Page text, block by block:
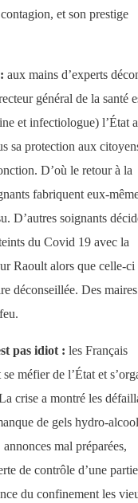
et son prestige
aux mains d’experts
général de la santé
et infectiologue) l’État
sa protection aux
D’où le retour à la
fabriquent eux-
D’autres soignants
du Covid 19 avec la
Raoult alors que celle-ci
déconseillée. Des maires
pas idiot : les Français
méfier de l’État et
crise a montré les
de gels hydro-
mal préparées,
de contrôle d’une
du confinement les